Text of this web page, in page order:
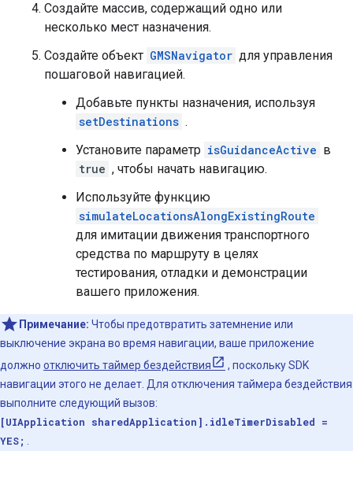
Создайте массив, содержащий одно или
несколько мест назначения.
Создайте объект GMSNavigator для управления
пошаговой навигацией.
Добавьте пункты назначения, используя
setDestinations .
Установите параметр isGuidanceActive в
true , чтобы начать навигацию.
Используйте функцию
simulateLocationsAlongExistingRoute
для имитации движения транспортного
средства по маршруту в целях
тестирования, отладки и демонстрации
вашего приложения.
Примечание: Чтобы предотвратить затемнение или
выключение экрана во время навигации, ваше приложение
должно отключить таймер бездействия
, поскольку SDK
навигации этого не делает. Для отключения таймера бездействия
выполните следующий вызов:
[UIApplication sharedApplication].idleTimerDisabled =
YES;